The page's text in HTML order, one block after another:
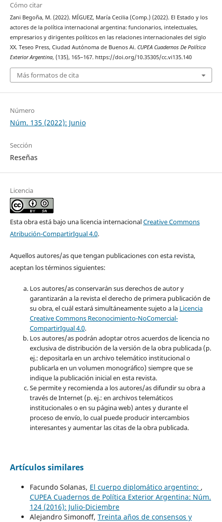
Cómo citar
Zani Begoña, M. (2022). MÍGUEZ, María Cecilia (Comp.) (2022). El Estado y los
actores de la política internacional argentina: funcionarios, intelectuales,
empresarios y dirigentes políticos en las relaciones internacionales del siglo
XX. Teseo Press, Ciudad Autónoma de Buenos Ai. CUPEA Cuadernos De Política
Exterior Argentina, (135), 165–167. https://doi.org/10.35305/cc.vi135.140
Más formatos de cita
Número
Núm. 135 (2022): Junio
Sección
Reseñas
Licencia
Esta obra está bajo una licencia internacionalCreative Commons
Atribución-CompartirIgual 4.0.
Aquellos autores/as que tengan publicaciones con esta revista,
aceptan los términos siguientes:
Los autores/as conservarán sus derechos de autor y
garantizarán a la revista el derecho de primera publicación de
su obra, el cuál estará simultáneamente sujeto a la Licencia
Creative Commons Reconocimiento-NoComercial-
CompartirIgual 4.0.
Los autores/as podrán adoptar otros acuerdos de licencia no
exclusiva de distribución de la versión de la obra publicada (p.
ej.: depositarla en un archivo telemático institucional o
publicarla en un volumen monográfico) siempre que se
indique la publicación inicial en esta revista.
Se permite y recomienda a los autores/as difundir su obra a
través de Internet (p. ej.: en archivos telemáticos
institucionales o en su página web) antes y durante el
proceso de envío, lo cual puede producir intercambios
interesantes y aumentar las citas de la obra publicada.
Artículos similares
Facundo Solanas, El cuerpo diplomático argentino: ,
CUPEA Cuadernos de Política Exterior Argentina: Núm.
124 (2016): Julio-Diciembre
Alejandro Simonoff, Treinta años de consensos y